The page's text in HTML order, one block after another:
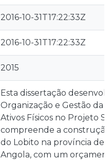
2016-10-31T17:22:33Z
2016-10-31T17:22:33Z
2015
Esta dissertação
Organização e Gestão da
Ativos Físicos no Projeto
compreende a construção
do Lobito na província de
Angola, com um